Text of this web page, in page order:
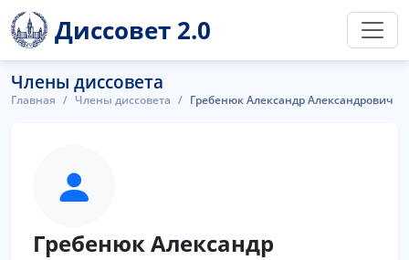
Диссовет 2.0
Члены диссовета
Главная Члены диссовета Гребенюк Александр Александрович
Гребенюк Александр